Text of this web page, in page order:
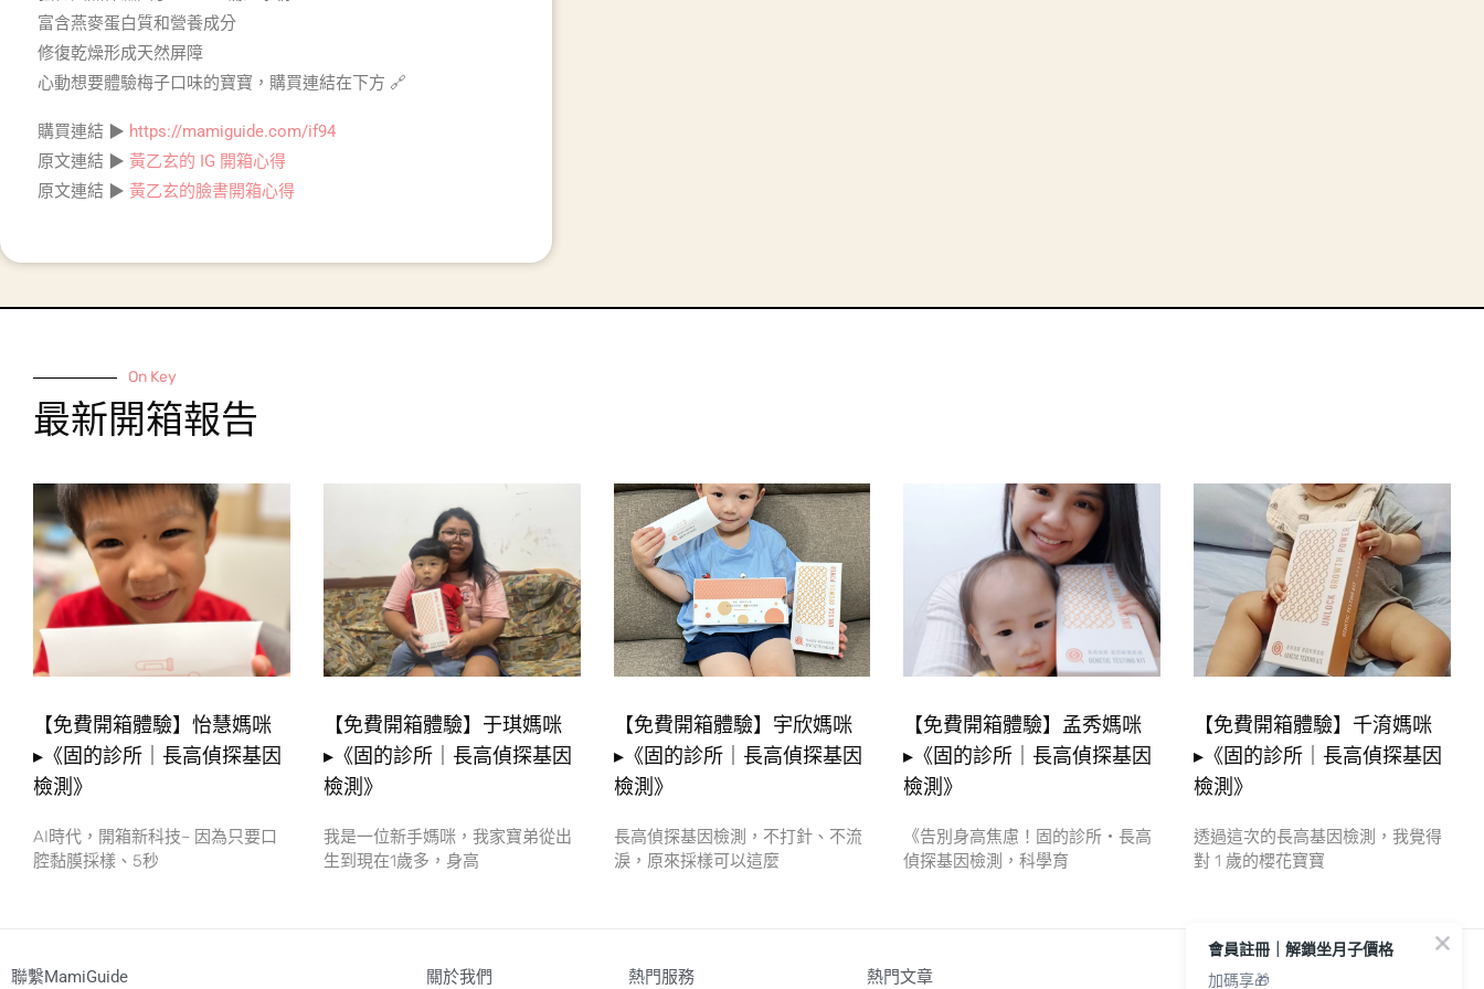
富含燕麥蛋白質和營養成分
修復乾燥形成天然屏障
心動想要體驗梅子口味的寶寶，購買連結在下方 🔗
購買連結 ▶ https://mamiguide.com/if94
原文連結 ▶ 黃乙玄的 IG 開箱心得
原文連結 ▶ 黃乙玄的臉書開箱心得
On Key
最新開箱報告
【免費開箱體驗】怡慧媽咪
▸《固的診所｜長高偵探基因
檢測》
AI時代，開箱新科技~ 因為只要口
腔黏膜採樣、5秒
【免費開箱體驗】于琪媽咪
▸《固的診所｜長高偵探基因
檢測》
我是一位新手媽咪，我家寶弟從出
生到現在1歲多，身高
【免費開箱體驗】宇欣媽咪
▸《固的診所｜長高偵探基因
檢測》
長高偵探基因檢測，不打針、不流
淚，原來採樣可以這麼
【免費開箱體驗】孟秀媽咪
▸《固的診所｜長高偵探基因
檢測》
《告別身高焦慮！固的診所・長高
偵探基因檢測，科學育
【免費開箱體驗】千淯媽咪
▸《固的診所｜長高偵探基因
檢測》
透過這次的長高基因檢測，我覺得
對 1 歲的櫻花寶寶
聯繫MamiGuide 關於我們 熱門服務 熱門文章
會員註冊｜解鎖坐月子價格
加碼享🎁